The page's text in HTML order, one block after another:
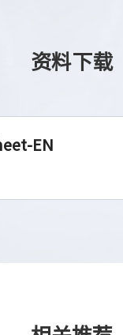
资料下载
EN